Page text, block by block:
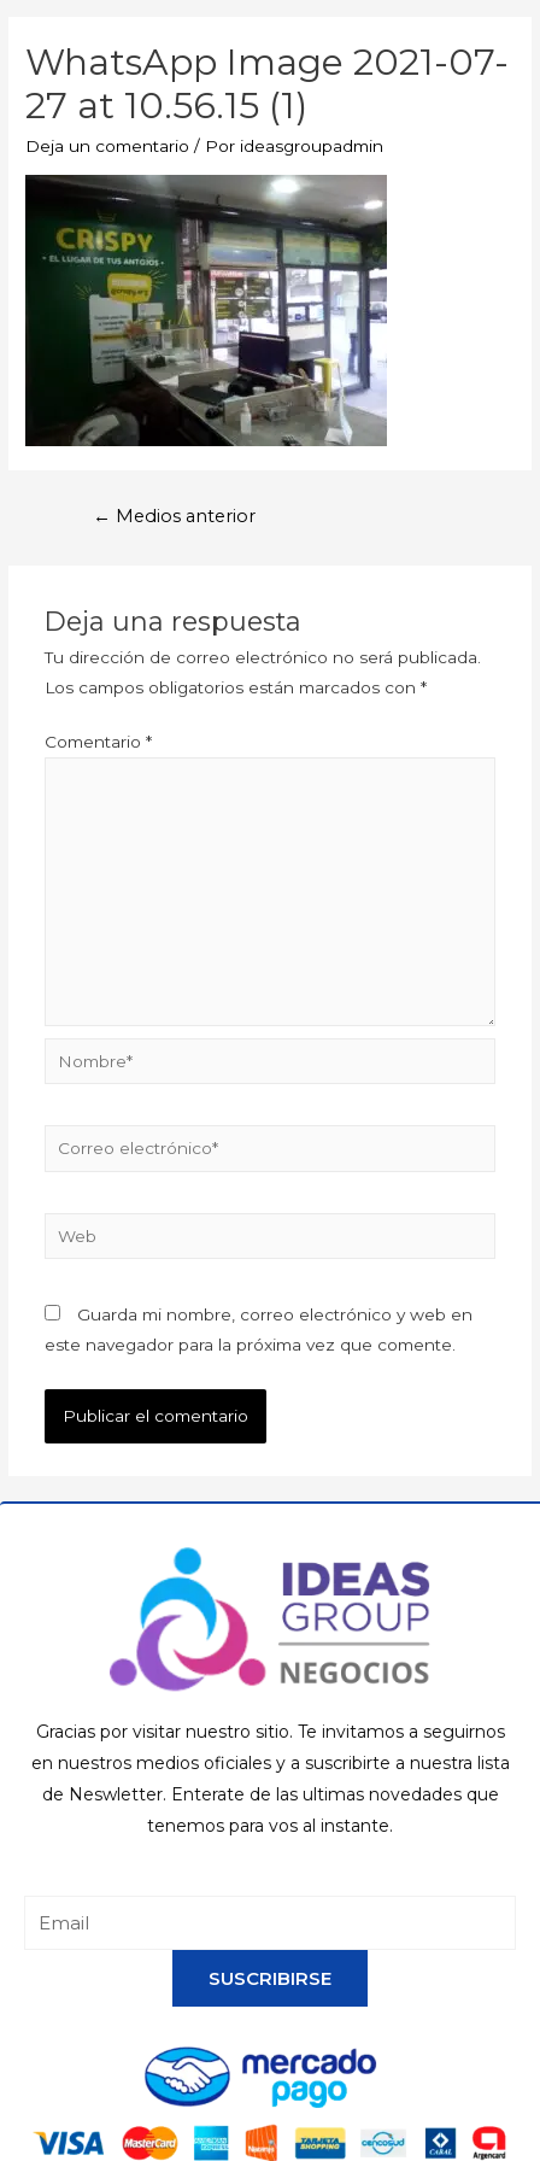
WhatsApp Image 2021-07-
27 at 10.56.15 (1)
Deja un comentario / Por ideasgroupadmin
← Medios anterior
Deja una respuesta
Tu dirección de correo electrónico no será publicada.
Los campos obligatorios están marcados con *
Comentario *
Guarda mi nombre, correo electrónico y web en
este navegador para la próxima vez que comente.
Gracias por visitar nuestro sitio. Te invitamos a seguirnos
en nuestros medios oficiales y a suscribirte a nuestra lista
de Neswletter. Enterate de las ultimas novedades que
tenemos para vos al instante.
SUSCRIBIRSE